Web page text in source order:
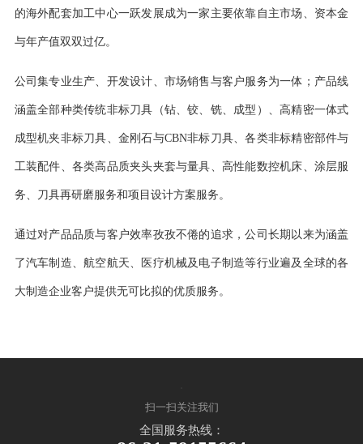
的海外配套加工中心一跃发展成为一家主要依靠自主市场、资本金
与年产值双双过亿。
公司集专业生产、开发设计、市场销售与客户服务为一体；产品线
涵盖全部种类传统非标刀具（钻、铰、铣、成型）、高精密一体式
成型机夹非标刀具、金刚石与CBN非标刀具、各类非标精密部件与
工装配件、各类高品质夹头夹套与量具、高性能数控机床、涂层服
务、刀具再研磨服务和项目设计方案服务。
通过对产品品质与客户效率孜孜不倦的追求，公司长期以来为涵盖
了汽车制造、航空航天、医疗机械及电子制造等行业遍及全球的各
大制造企业客户提供无可比拟的优质服务。
扫一扫关注我们
全国服务热线：